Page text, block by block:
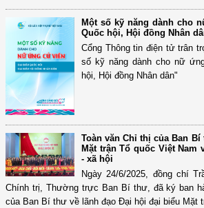
Một số kỹ năng dành cho
Quốc hội, Hội đồng Nhân
Cổng Thông tin điện tử trân
số kỹ năng dành cho nữ
hội, Hội đồng Nhân dân"
Toàn văn Chỉ thị của Ban
Mặt trận Tổ quốc Việt Nam
- xã hội
Ngày 24/6/2025, đồng chí
Chính trị, Thường trực Ban Bí thư, đã ký ban
của Ban Bí thư về lãnh đạo Đại hội đại biểu Mặt